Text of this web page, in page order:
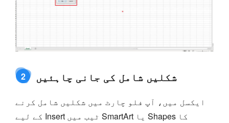
2 شکلیں شامل کی جانی چاہئیں
ایکسل میں، آپ فلو چارٹ میں شکلیں شامل کرنے
کے لیے Insert ٹیب میں SmartArt یا Shapes کا